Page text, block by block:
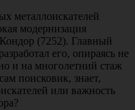
металлоискателей
модернизация
(7252). Главный
его, опираясь не
и на многолетний стаж
поисковик, знает,
или важность